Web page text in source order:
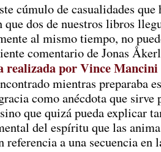
cúmulo de casualidades que
que dos de nuestros libros
al mismo tiempo, no
comentario de Jonas
realizada por Vince
mientras preparaba
como anécdota que sirve
que quizá pueda explicar
del espíritu que las
referencia a una secuencia en